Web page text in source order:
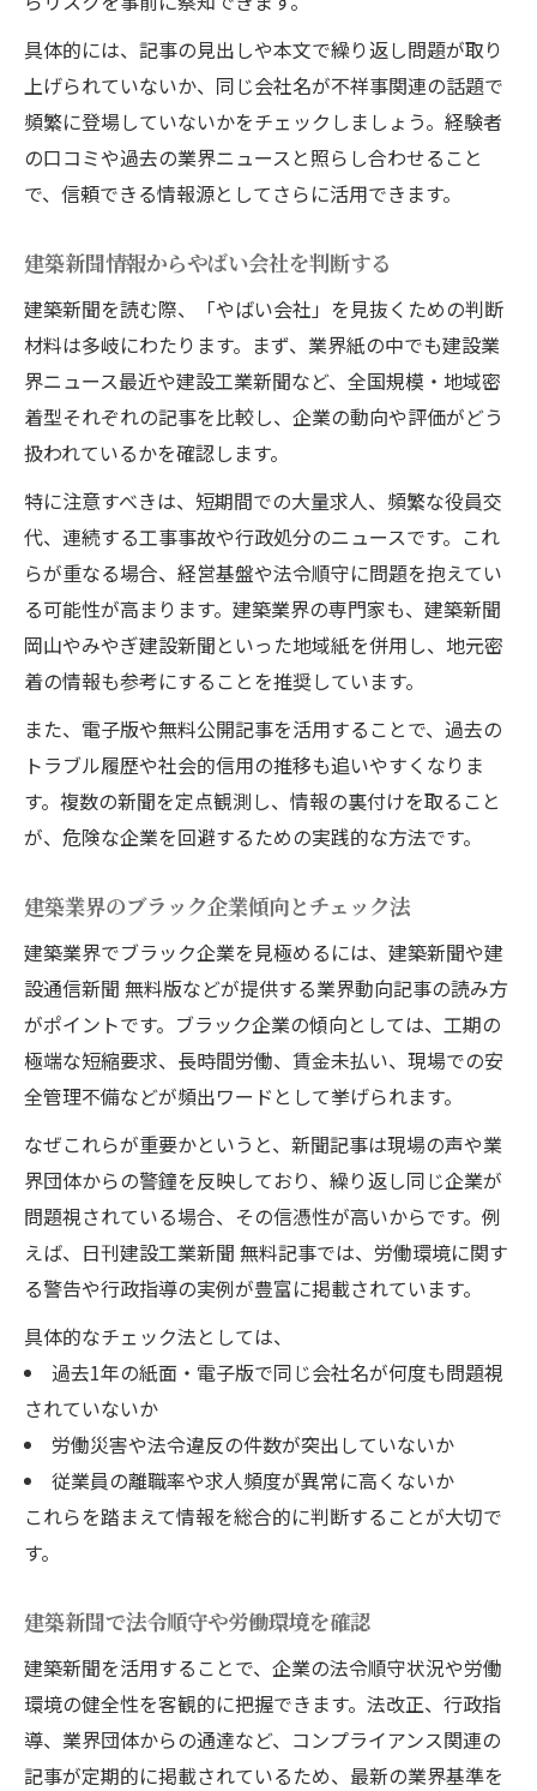
具体的には、記事の見出しや本文で繰り返し問題が取り
上げられていないか、同じ会社名が不祥事関連の話題で
頻繁に登場していないかをチェックしましょう。経験者
の口コミや過去の業界ニュースと照らし合わせること
で、信頼できる情報源としてさらに活用できます。
建築新聞情報からやばい会社を判断する
建築新聞を読む際、「やばい会社」を見抜くための判断
材料は多岐にわたります。まず、業界紙の中でも建設業
界ニュース最近や建設工業新聞など、全国規模・地域密
着型それぞれの記事を比較し、企業の動向や評価がどう
扱われているかを確認します。
特に注意すべきは、短期間での大量求人、頻繁な役員交
代、連続する工事事故や行政処分のニュースです。これ
らが重なる場合、経営基盤や法令順守に問題を抱えてい
る可能性が高まります。建築業界の専門家も、建築新聞
岡山やみやぎ建設新聞といった地域紙を併用し、地元密
着の情報も参考にすることを推奨しています。
また、電子版や無料公開記事を活用することで、過去の
トラブル履歴や社会的信用の推移も追いやすくなりま
す。複数の新聞を定点観測し、情報の裏付けを取ること
が、危険な企業を回避するための実践的な方法です。
建築業界のブラック企業傾向とチェック法
建築業界でブラック企業を見極めるには、建築新聞や建
設通信新聞 無料版などが提供する業界動向記事の読み方
がポイントです。ブラック企業の傾向としては、工期の
極端な短縮要求、長時間労働、賃金未払い、現場での安
全管理不備などが頻出ワードとして挙げられます。
なぜこれらが重要かというと、新聞記事は現場の声や業
界団体からの警鐘を反映しており、繰り返し同じ企業が
問題視されている場合、その信憑性が高いからです。例
えば、日刊建設工業新聞 無料記事では、労働環境に関す
る警告や行政指導の実例が豊富に掲載されています。
具体的なチェック法としては、
過去1年の紙面・電子版で同じ会社名が何度も問題視
されていないか
労働災害や法令違反の件数が突出していないか
従業員の離職率や求人頻度が異常に高くないか
これらを踏まえて情報を総合的に判断することが大切で
す。
建築新聞で法令順守や労働環境を確認
建築新聞を活用することで、企業の法令順守状況や労働
環境の健全性を客観的に把握できます。法改正、行政指
導、業界団体からの通達など、コンプライアンス関連の
記事が定期的に掲載されているため、最新の業界基準を